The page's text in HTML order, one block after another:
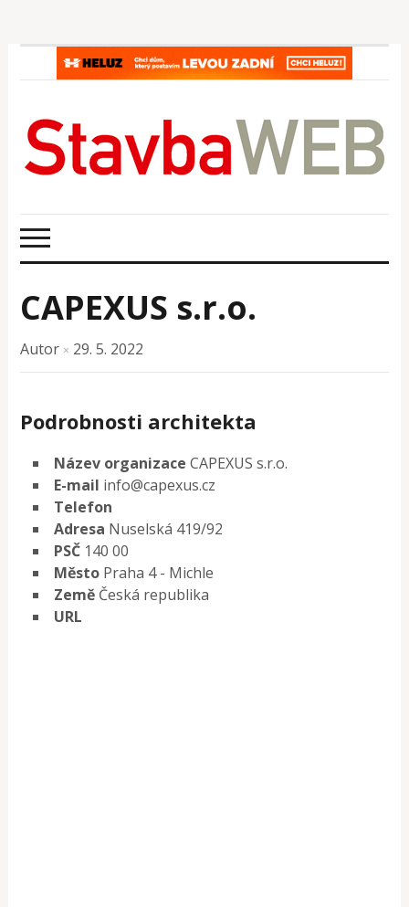
CAPEXUS s.r.o.
Autor × 29. 5. 2022
Podrobnosti architekta
Název organizace CAPEXUS s.r.o.
E-mail info@capexus.cz
Telefon
Adresa Nuselská 419/92
PSČ 140 00
Město Praha 4 - Michle
Země Česká republika
URL